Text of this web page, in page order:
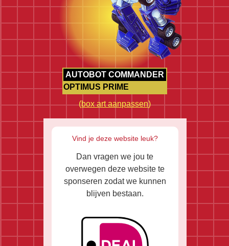
AUTOBOT COMMANDER
OPTIMUS PRIME
(box art aanpassen)
Vind je deze website leuk?
Dan vragen we jou te
overwegen deze website te
sponseren zodat we kunnen
blijven bestaan.